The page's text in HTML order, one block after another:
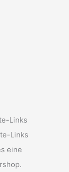
Links
Links
eine